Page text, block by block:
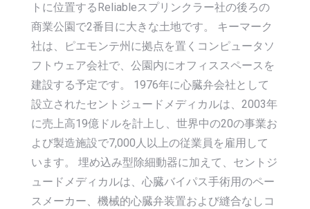
トに位置するReliableスプリンクラー社の後ろの
商業公園で2番目に大きな土地です。 キーマーク
社は、ピエモンテ州に拠点を置くコンピュータソ
フトウェア会社で、公園内にオフィススペースを
建設する予定です。 1976年に心臓弁会社として
設立されたセントジュードメディカルは、2003年
に売上高19億ドルを計上し、世界中の20の事業お
よび製造施設で7,000人以上の従業員を雇用して
います。 埋め込み型除細動器に加えて、セントジ
ュードメディカルは、心臓バイパス手術用のペー
スメーカー、機械的心臓弁装置および縫合なしコ